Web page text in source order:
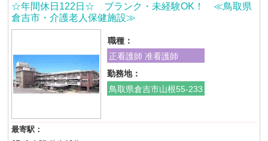
☆年間休日122日☆ ブランク・未経験OK！ ≪鳥取県
倉吉市・介護老人保健施設≫
職種：
正看護師 准看護師
勤務地：
鳥取県倉吉市山根55-233
最寄駅：